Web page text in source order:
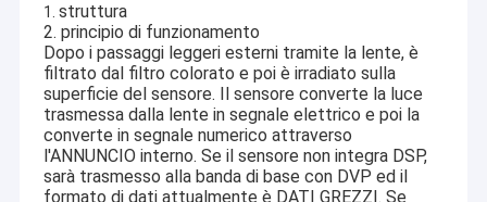
1. struttura
2. principio di funzionamento
Dopo i passaggi leggeri esterni tramite la lente, è
filtrato dal filtro colorato e poi è irradiato sulla
superficie del sensore. Il sensore converte la luce
trasmessa dalla lente in segnale elettrico e poi la
converte in segnale numerico attraverso
l'ANNUNCIO interno. Se il sensore non integra DSP,
sarà trasmesso alla banda di base con DVP ed il
formato di dati attualmente è DATI GREZZI. Se